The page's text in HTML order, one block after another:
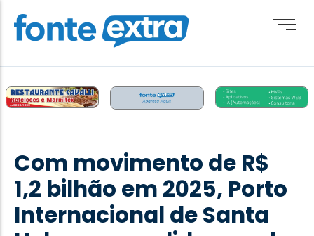
Destaque
Esporte
Geral
Com movimento de R$
1,2 bilhão em 2025, Porto
Internacional de Santa